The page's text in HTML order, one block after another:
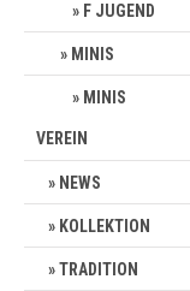
F JUGEND
MINIS
MINIS
VEREIN
NEWS
KOLLEKTION
TRADITION